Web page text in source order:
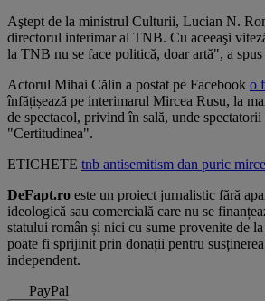
Aştept de la ministrul Culturii, Lucian N.
directorul interimar al TNB. Cu aceeaşi
la TNB nu se face politică, doar artă", a
Actorul Mihai Călin a postat pe Facebook o
înfățișează pe interimarul Mircea Rusu, la
de spectacol, privind în sală, unde spectatorii
"Certitudinea".
ETICHETE tnb antisemitism dan puric
DeFapt.ro este un proiect jurnalistic fără
ideologică sau comercială care nu se
statului român și nici cu sume provenite de
poate fi sprijinit prin donații pentru
independent.
PayPal